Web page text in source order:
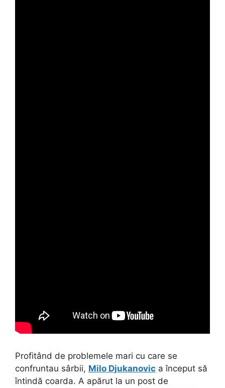
Profitând de problemele mari cu care se
confruntau sârbii, Milo Djukanovic a început să
întindă coarda. A apărut la un post de